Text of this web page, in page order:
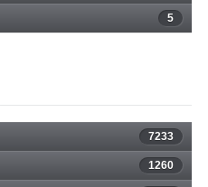
5
7233
1260